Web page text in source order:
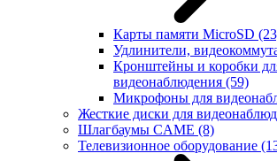
Карты памяти MicroSD
Удлинители,
Кронштейны и коробки
видеонаблюдения (59)
Микрофоны для
Жесткие диски для
Шлагбаумы CAME (8)
Телевизионное оборудование